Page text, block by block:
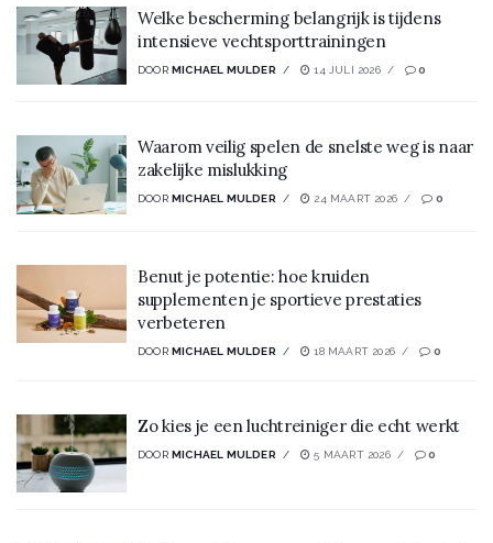
Welke bescherming belangrijk is tijdens
intensieve vechtsporttrainingen
DOOR MICHAEL MULDER 14 JULI 2026 0
Waarom veilig spelen de snelste weg is naar
zakelijke mislukking
DOOR MICHAEL MULDER 24 MAART 2026 0
Benut je potentie: hoe kruiden
supplementen je sportieve prestaties
verbeteren
DOOR MICHAEL MULDER 18 MAART 2026 0
Zo kies je een luchtreiniger die echt werkt
DOOR MICHAEL MULDER 5 MAART 2026 0